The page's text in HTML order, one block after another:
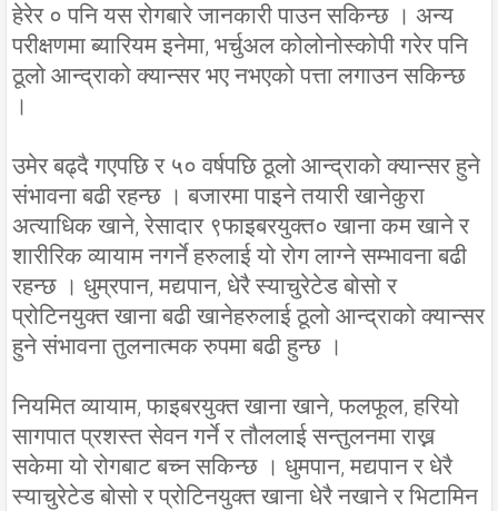
हेरेर ० पनि यस रोगबारे जानकारी पाउन सकिन्छ । अन्य
परीक्षणमा ब्यारियम इनेमा, भर्चुअल कोलोनोस्कोपी गरेर पनि
ठूलो आन्द्राको क्यान्सर भए नभएको पत्ता लगाउन सकिन्छ
।
उमेर बढ्दै गएपछि र ५० वर्षपछि ठूलो आन्द्राको क्यान्सर हुने
संभावना बढी रहन्छ । बजारमा पाइने तयारी खानेकुरा
अत्याधिक खाने, रेसादार ९फाइबरयुक्त० खाना कम खाने र
शारीरिक व्यायाम नगर्ने हरुलाई यो रोग लाग्ने सम्भावना बढी
रहन्छ । धुम्रपान, मद्यपान, धेरै स्याचुरेटेड बोसो र
प्रोटिनयुक्त खाना बढी खानेहरुलाई ठूलो आन्द्राको क्यान्सर
हुने संभावना तुलनात्मक रुपमा बढी हुन्छ ।
नियमित व्यायाम, फाइबरयुक्त खाना खाने, फलफूल, हरियो
सागपात प्रशस्त सेवन गर्ने र तौललाई सन्तुलनमा राख्न
सकेमा यो रोगबाट बच्न सकिन्छ । धुमपान, मद्यपान र धेरै
स्याचुरेटेड बोसो र प्रोटिनयुक्त खाना धेरै नखाने र भिटामिन